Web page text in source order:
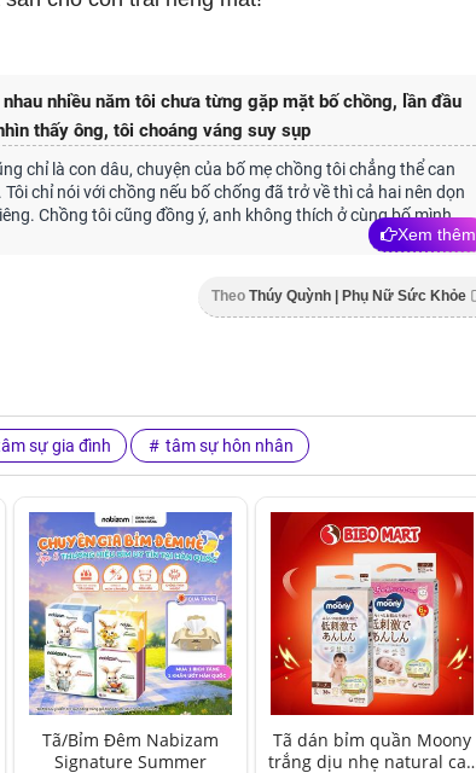
nhiều năm tôi chưa từng gặp mặt bố chồng, lần đầu
thấy ông, tôi choáng váng suy sụp
chỉ là con dâu, chuyện của bố mẹ chồng tôi chẳng thể can
Tôi chỉ nói với chồng nếu bố chống đã trở về thì cả hai nên dọn
Chồng tôi cũng đồng ý, anh không thích ở cùng bố mình.
Xem thêm
Theo Thúy Quỳnh | Phụ Nữ Sức Khỏe
sự gia đình tâm sự hôn nhân
Tã/Bỉm Đêm Nabizam
Signature Summer
Tã dán bỉm quần Moony
trắng dịu nhẹ natural cao